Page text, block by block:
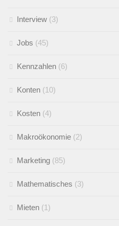
Interview (3)
Jobs (45)
Kennzahlen (6)
Konten (10)
Kosten (4)
Makroökonomie (2)
Marketing (85)
Mathematisches (3)
Mieten (1)